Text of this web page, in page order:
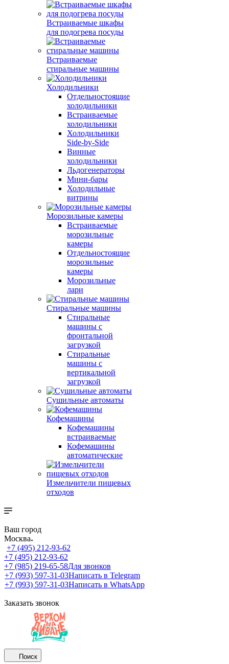
Встраиваемые шкафы
для подогрева посуды
Встраиваемые
стиральные машины
Холодильники
Отдельностоящие
холодильники
Встраиваемые
холодильники
Холодильники
Side-by-Side
Винные
холодильники
Льдогенераторы
Мини-бары
Холодильные
витрины
Морозильные камеры
Встраиваемые
морозильные
камеры
Отдельностоящие
морозильные
камеры
Морозильные
лари
Стиральные машины
Стиральные
машины с
фронтальной
загрузкой
Стиральные
машины с
вертикальной
загрузкой
Сушильные автоматы
Кофемашины
Кофемашины
встраиваемые
Кофемашины
автоматические
Измельчители пищевых
отходов
Ваш город
Москва
+7 (495) 212-93-62
+7 (495) 212-93-62
+7 (985) 219-65-58Для звонков
+7 (993) 597-31-03Написать в Telegram
+7 (993) 597-31-03Написать в WhatsApp
Заказать звонок
Поиск